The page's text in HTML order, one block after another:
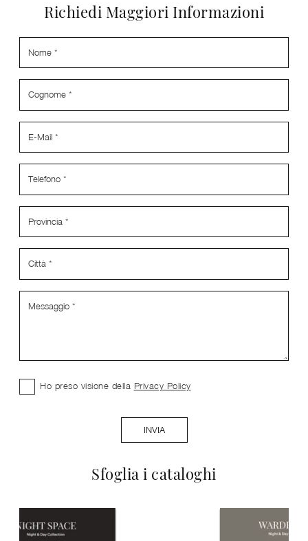
Sfoglia i cataloghi
Richiedi Maggiori Informazioni
Ho preso visione della Privacy Policy
INVIA